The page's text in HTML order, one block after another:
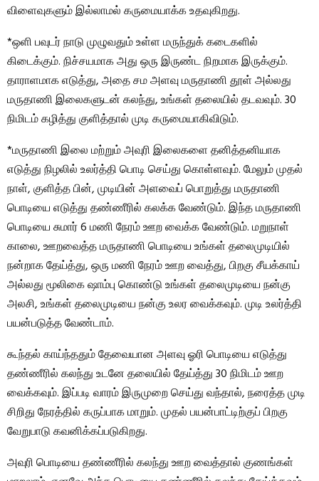
விளைவுகளும் இல்லாமல் கருமையாக்க உதவுகிறது.
*ஒளி பவுடர் நாடு முழுவதும் உள்ள மருந்துக் கடைகளில்
கிடைக்கும். நிச்சயமாக அது ஒரு இருண்ட நிறமாக இருக்கும்.
தாராளமாக எடுத்து, அதை சம அளவு மருதாணி தூள் அல்லது
மருதாணி இலைகளுடன் கலந்து, உங்கள் தலையில் தடவவும். 30
நிமிடம் கழித்து குளித்தால் முடி கருமையாகிவிடும்.
*மருதாணி இலை மற்றும் அவுரி இலைகளை தனித்தனியாக
எடுத்து நிழலில் உலர்த்தி பொடி செய்து கொள்ளவும். மேலும் முதல்
நாள், குளித்த பின், முடியின் அளவைப் பொறுத்து மருதாணி
பொடியை எடுத்து தண்ணீரில் கலக்க வேண்டும். இந்த மருதாணி
பொடியை சுமார் 6 மணி நேரம் ஊற வைக்க வேண்டும். மறுநாள்
காலை, ஊறவைத்த மருதாணி பொடியை உங்கள் தலைமுடியில்
நன்றாக தேய்த்து, ஒரு மணி நேரம் ஊற வைத்து, பிறகு சீயக்காய்
அல்லது மூலிகை ஷாம்பு கொண்டு உங்கள் தலைமுடியை நன்கு
அலசி, உங்கள் தலைமுடியை நன்கு உலர வைக்கவும். முடி உலர்த்தி
பயன்படுத்த வேண்டாம்.
கூந்தல் காய்ந்ததும் தேவையான அளவு ஓரி பொடியை எடுத்து
தண்ணீரில் கலந்து உடனே தலையில் தேய்த்து 30 நிமிடம் ஊற
வைக்கவும். இப்படி வாரம் இருமுறை செய்து வந்தால், நரைத்த முடி
சிறிது நேரத்தில் கருப்பாக மாறும். முதல் பயன்பாட்டிற்குப் பிறகு
வேறுபாடு கவனிக்கப்படுகிறது.
அவுரி பொடியை தண்ணீரில் கலந்து ஊற வைத்தால் குணங்கள்